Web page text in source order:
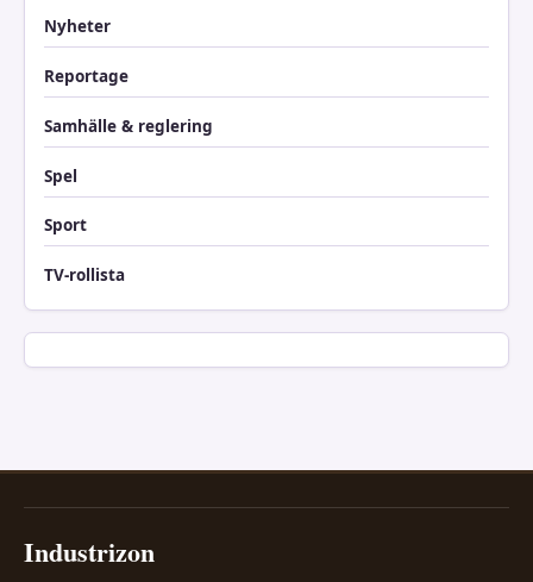
Nyheter
Reportage
Samhälle & reglering
Spel
Sport
TV-rollista
Industrizon